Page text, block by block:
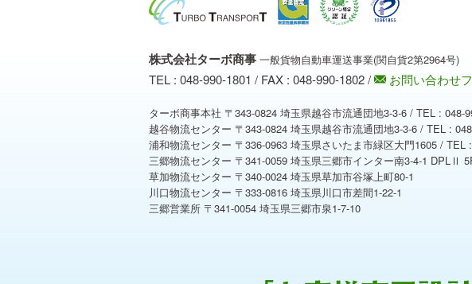
株式会社ターボ商事 一般貨物自動車運送事業(関自貨2第2964号)
TEL : 048-990-1801 / FAX : 048-990-1802/ お問い合わせ
ターボ商事本社 〒343-0824 埼玉県越谷市流通団地3-3-6 / TEL : 048-
越谷物流センター 〒343-0824 埼玉県越谷市流通団地3-3-6 / TEL :
浦和物流センター 〒336-0963 埼玉県さいたま市緑区大門1605 / TEL
三郷物流センター 〒341-0059 埼玉県三郷市インター南3-4-1 DPLⅡ
草加物流センター 〒340-0024 埼玉県草加市谷塚上町80-1
川口物流センター 〒333-0816 埼玉県川口市差間1-22-1
三郷営業所 〒341-0054 埼玉県三郷市泉1-7-10